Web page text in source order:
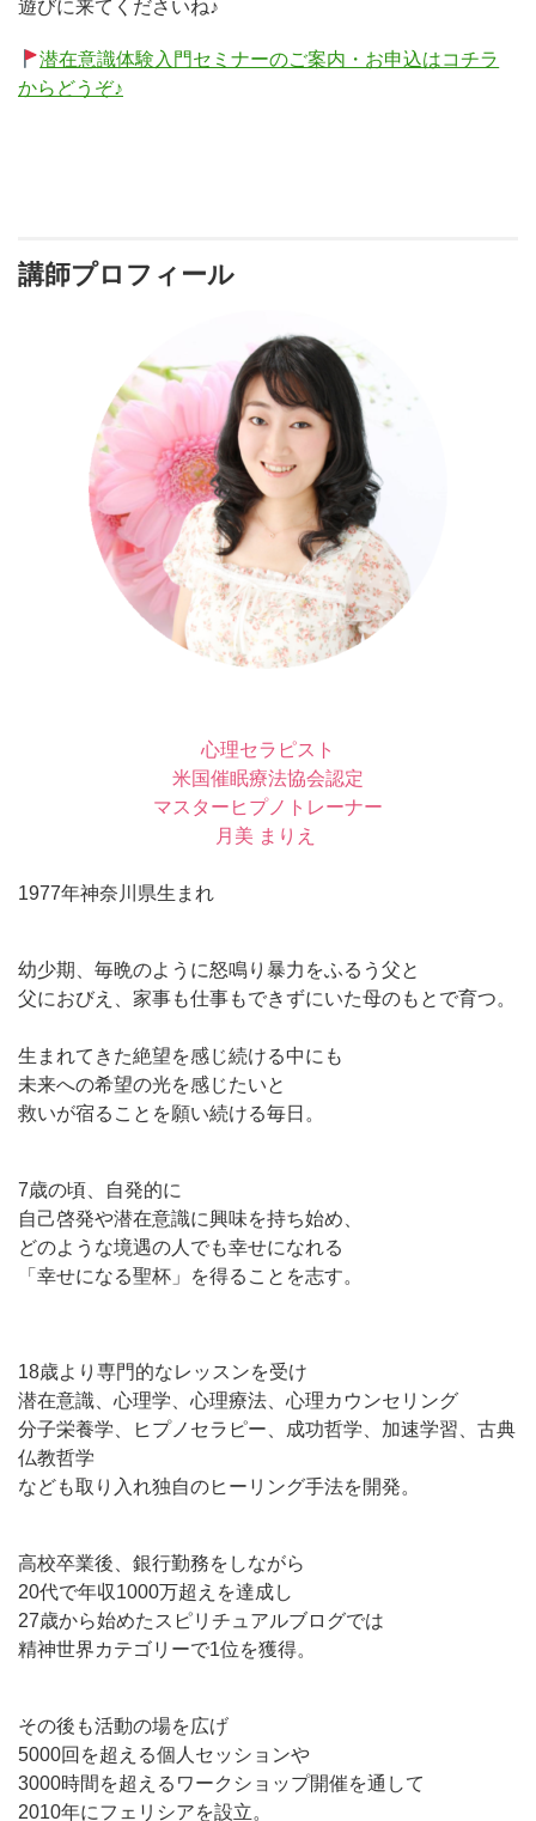
遊びに来てくださいね♪
潜在意識体験入門セミナーのご案内・お申込はコチラ
からどうぞ♪
講師プロフィール
心理セラピスト
米国催眠療法協会認定
マスターヒプノトレーナー
月美 まりえ
1977年神奈川県生まれ
幼少期、毎晩のように怒鳴り暴力をふるう父と
父におびえ、家事も仕事もできずにいた母のもとで育つ。
生まれてきた絶望を感じ続ける中にも
未来への希望の光を感じたいと
救いが宿ることを願い続ける毎日。
7歳の頃、自発的に
自己啓発や潜在意識に興味を持ち始め、
どのような境遇の人でも幸せになれる
「幸せになる聖杯」を得ることを志す。
18歳より専門的なレッスンを受け
潜在意識、心理学、心理療法、心理カウンセリング
分子栄養学、ヒプノセラピー、成功哲学、加速学習、古典
仏教哲学
なども取り入れ独自のヒーリング手法を開発。
高校卒業後、銀行勤務をしながら
20代で年収1000万超えを達成し
27歳から始めたスピリチュアルブログでは
精神世界カテゴリーで1位を獲得。
その後も活動の場を広げ
5000回を超える個人セッションや
3000時間を超えるワークショップ開催を通して
2010年にフェリシアを設立。